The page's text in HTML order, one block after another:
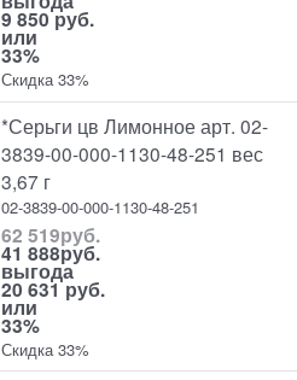
9 850 руб.
или
33%
Скидка 33%
*Серьги цв Лимонное арт. 02-
3839-00-000-1130-48-251 вес
3,67 г
02-3839-00-000-1130-48-251
62 519руб.
41 888руб.
выгода
20 631 руб.
или
33%
Скидка 33%